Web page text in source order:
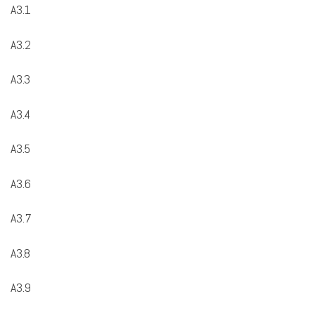
A3.1
A3.2
A3.3
A3.4
A3.5
A3.6
A3.7
A3.8
A3.9